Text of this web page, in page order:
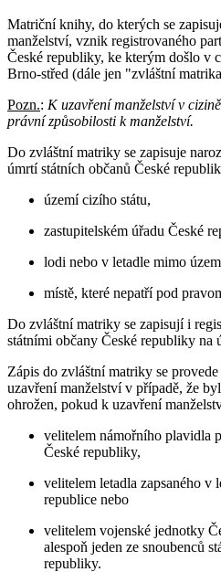
Matriční knihy, do kterých se
manželství, vznik registrovaného
České republiky, ke kterým došlo v
Brno-střed (dále jen "zvláštní
Pozn.: K uzavření manželství v
právní způsobilosti k manželství.
Do zvláštní matriky se zapisuje
úmrtí státních občanů České
území cizího státu,
zastupitelském úřadu České
lodi nebo v letadle mimo
místě, které nepatří pod
Do zvláštní matriky se zapisují i
státními občany České republiky na
Zápis do zvláštní matriky se
uzavření manželství v případě, že
ohrožen, pokud k uzavření
velitelem námořního plavidla
České republiky,
velitelem letadla zapsaného v
republice nebo
velitelem vojenské jednotky
alespoň jeden ze snoubenců
republiky.